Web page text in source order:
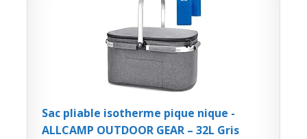
Sac pliable isotherme pique nique -
ALLCAMP OUTDOOR GEAR – 32L Gris